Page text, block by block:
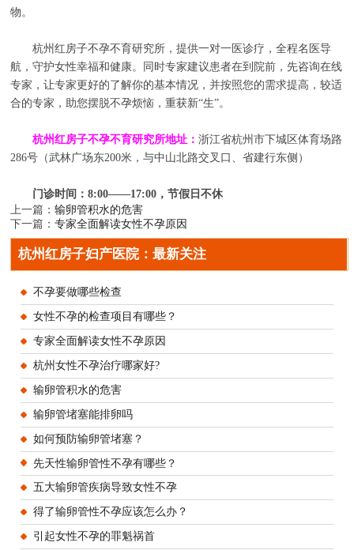
物。
杭州红房子不孕不育研究所，提供一对一医诊疗，全程名医导
航，守护女性幸福和健康。同时专家建议患者在到院前，先咨询在线
专家，让专家更好的了解你的基本情况，并按照您的需求提高，较适
合的专家，助您摆脱不孕烦恼，重获新“生”。
杭州红房子不孕不育研究所地址：浙江省杭州市下城区体育场路
286号（武林广场东200米，与中山北路交叉口、省建行东侧）
门诊时间：8:00——17:00，节假日不休
上一篇：输卵管积水的危害
下一篇：专家全面解读女性不孕原因
杭州红房子妇产医院：最新关注
不孕要做哪些检查
女性不孕的检查项目有哪些？
专家全面解读女性不孕原因
杭州女性不孕治疗哪家好?
输卵管积水的危害
输卵管堵塞能排卵吗
如何预防输卵管堵塞？
先天性输卵管性不孕有哪些？
五大输卵管疾病导致女性不孕
得了输卵管性不孕应该怎么办？
引起女性不孕的罪魁祸首